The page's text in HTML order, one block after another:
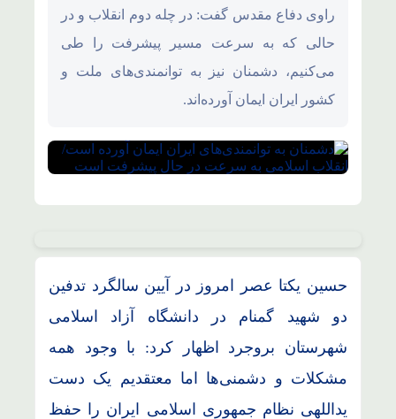
راوی دفاع مقدس گفت: در چله دوم انقلاب و در
حالی که به سرعت مسیر پیشرفت را طی
می‌کنیم، دشمنان نیز به توانمندی‌های ملت و
کشور ایران ایمان آورده‌اند.
حسین یکتا عصر امروز در آیین سالگرد تدفین
دو شهید گمنام در دانشگاه آزاد اسلامی
شهرستان بروجرد اظهار کرد: با وجود همه
مشکلات و دشمنی‌ها اما معتقدیم یک دست
یداللهی نظام جمهوری اسلامی ایران را حفظ